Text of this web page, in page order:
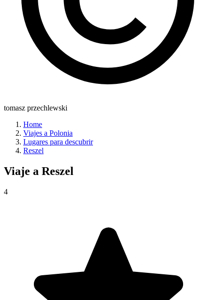
tomasz przechlewski
Home
Viajes a Polonia
Lugares para descubrir
Reszel
Viaje a Reszel
4